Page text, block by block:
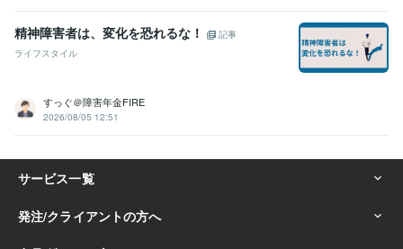
精神障害者は、変化を恐れるな！
記事
ライフスタイル
すっぐ＠障害年金FIRE
2026/08/05 12:51